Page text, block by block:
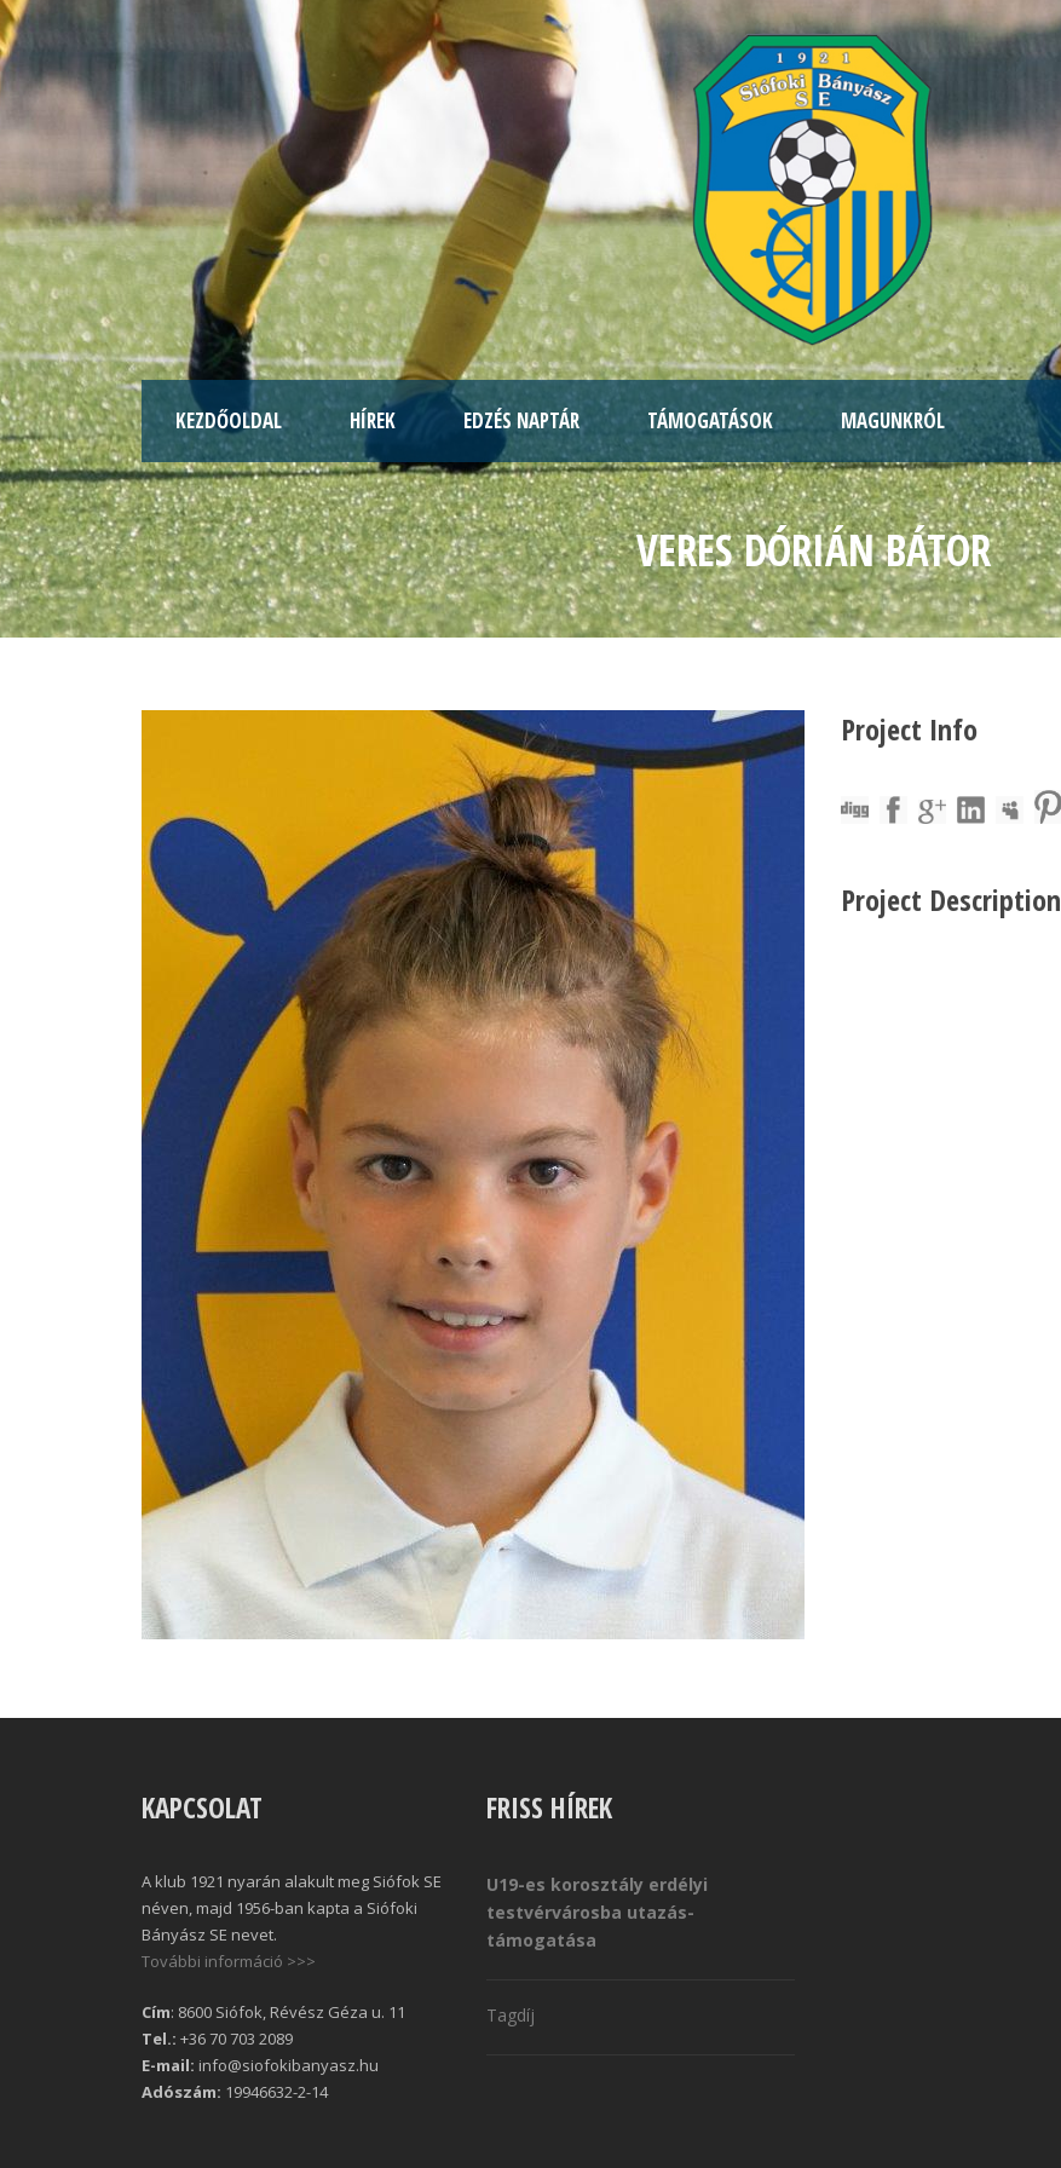
KEZDŐOLDAL HÍREK EDZÉS NAPTÁR TÁMOGATÁSOK MAGUNKRÓL
VERES DÓRIÁN BÁTOR
Project Info
Project Description
KAPCSOLAT
A klub 1921 nyarán alakult meg Siófok SE
néven, majd 1956-ban kapta a Siófoki
Bányász SE nevet.
További információ >>>
Cím: 8600 Siófok, Révész Géza u. 11
Tel.: +36 70 703 2089
E-mail: info@siofokibanyasz.hu
Adószám: 19946632-2-14
FRISS HÍREK
U19-es korosztály erdélyi
testvérvárosba utazás-
támogatása
Tagdíj